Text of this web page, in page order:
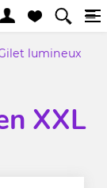
lumineux
XXL